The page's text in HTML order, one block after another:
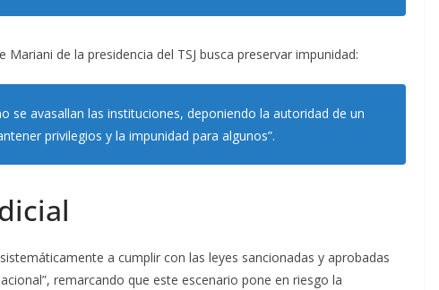
de la presidencia del TSJ busca preservar impunidad:
se avasallan las instituciones, deponiendo la autoridad de un
privilegios y la impunidad para algunos”.
a cumplir con las leyes sancionadas y aprobadas
remarcando que este escenario pone en riesgo la